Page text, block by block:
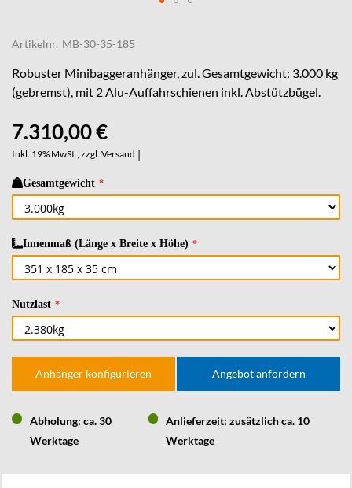
the
beginning
of
the
gallery
Artikelnr. MB-30-35-185
Robuster Minibaggeranhänger, zul. Gesamtgewicht: 3.000 kg
(gebremst), mit 2 Alu-Auffahrschienen inkl. Abstützbügel.
7.310,00 €
Inkl. 19% MwSt., zzgl. Versand |
Gesamtgewicht
Innenmaß (Länge x Breite x Höhe)
Nutzlast
Anhänger konfigurieren Angebot anfordern
Abholung: ca. 30
Werktage
Anlieferzeit: zusätzlich ca. 10
Werktage